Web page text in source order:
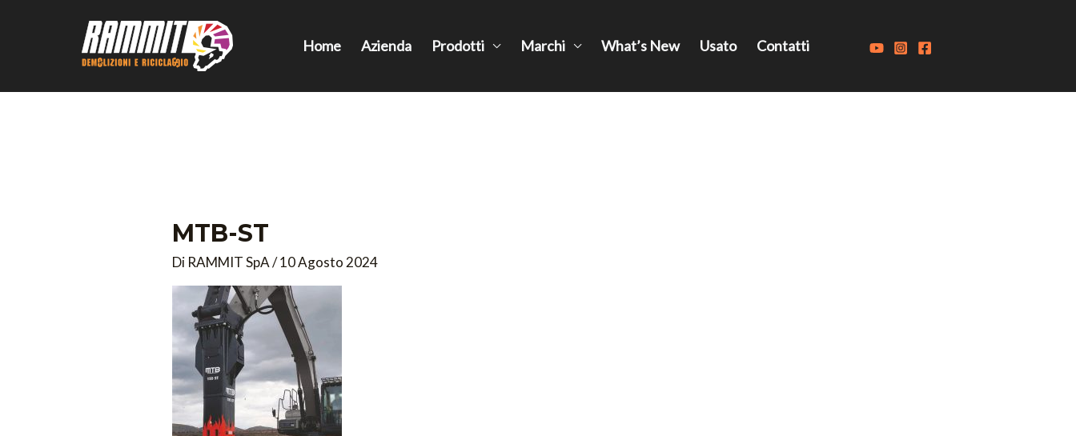
Home Azienda Prodotti Marchi What’s New Usato Contatti
MTB-ST
Di RAMMIT SpA/10 Agosto 2024